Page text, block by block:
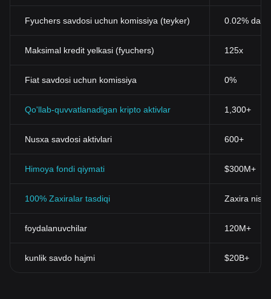
Fyuchers savdosi uchun komissiya (teyker) 0.02% dan
Maksimal kredit yelkasi (fyuchers) 125x
Fiat savdosi uchun komissiya 0%
Qo'llab-quvvatlanadigan kripto aktivlar 1,300+
Nusxa savdosi aktivlari 600+
Himoya fondi qiymati $300M+
100% Zaxiralar tasdiqi Zaxira
foydalanuvchilar 120M+
kunlik savdo hajmi $20B+